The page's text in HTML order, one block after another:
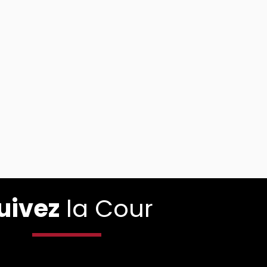
la Cour